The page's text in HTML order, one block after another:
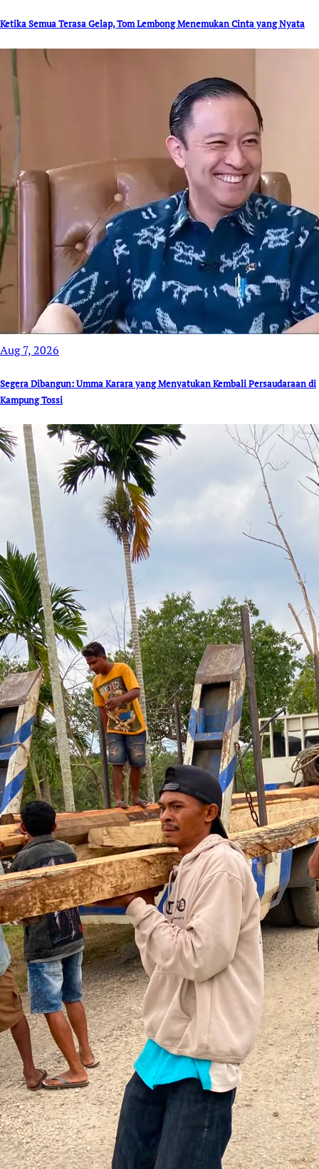
Ketika Semua Terasa Gelap, Tom Lembong Menemukan Cinta yang Nyata
Aug 7, 2026
Segera Dibangun: Umma Karara yang Menyatukan Kembali Persaudaraan di
Kampung Tossi